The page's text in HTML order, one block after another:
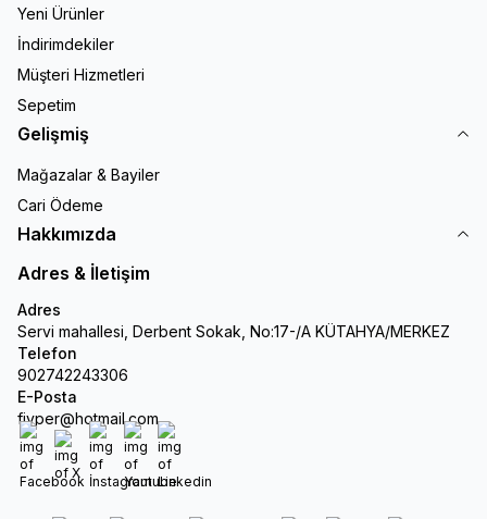
Yeni Ürünler
İndirimdekiler
Müşteri Hizmetleri
Sepetim
Gelişmiş
Mağazalar & Bayiler
Cari Ödeme
Hakkımızda
Adres & İletişim
Adres
Servi mahallesi, Derbent Sokak, No:17-/A KÜTAHYA/MERKEZ
Telefon
902742243306
E-Posta
fiyper@hotmail.com
Facebook
X İnstagram
Youtube